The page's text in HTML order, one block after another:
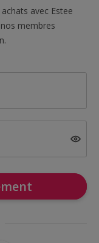
avec Estee
membres